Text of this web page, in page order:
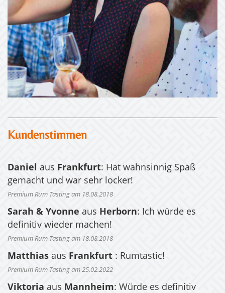
Kundenstimmen
Daniel aus Frankfurt: Hat wahnsinnig Spaß
gemacht und war sehr locker!
Premium Rum Tasting am 18.08.2018
Sarah & Yvonne aus Herborn: Ich würde es
definitiv wieder machen!
Premium Rum Tasting am 18.08.2018
Matthias aus Frankfurt : Rumtastic!
Premium Rum Tasting am 25.02.2022
Viktoria aus Mannheim: Würde es definitiv